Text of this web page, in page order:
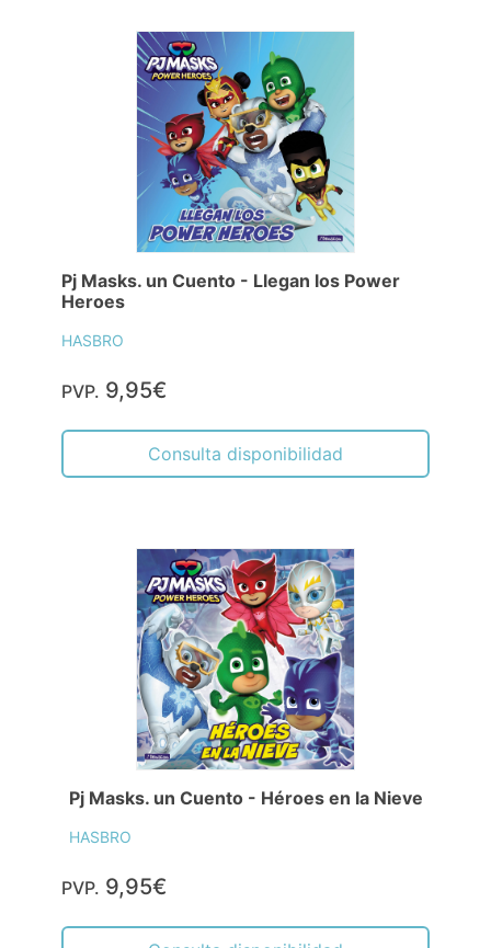
Pj Masks. un Cuento - Llegan los Power
Heroes
HASBRO
PVP. 9,95€
Consulta disponibilidad
Pj Masks. un Cuento - Héroes en la Nieve
HASBRO
PVP. 9,95€